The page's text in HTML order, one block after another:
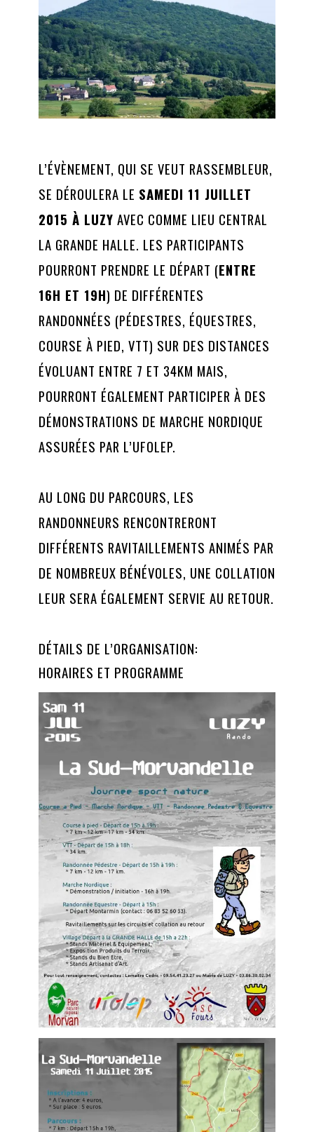
L’ÉVÈNEMENT, QUI SE VEUT RASSEMBLEUR,
SE DÉROULERA LE SAMEDI 11 JUILLET
2015 À LUZY AVEC COMME LIEU CENTRAL
LA GRANDE HALLE. LES PARTICIPANTS
POURRONT PRENDRE LE DÉPART (ENTRE
16H ET 19H) DE DIFFÉRENTES
RANDONNÉES (PÉDESTRES, ÉQUESTRES,
COURSE À PIED, VTT) SUR DES DISTANCES
ÉVOLUANT ENTRE 7 ET 34KM MAIS,
POURRONT ÉGALEMENT PARTICIPER À DES
DÉMONSTRATIONS DE MARCHE NORDIQUE
ASSURÉES PAR L’UFOLEP.
AU LONG DU PARCOURS, LES
RANDONNEURS RENCONTRERONT
DIFFÉRENTS RAVITAILLEMENTS ANIMÉS PAR
DE NOMBREUX BÉNÉVOLES, UNE COLLATION
LEUR SERA ÉGALEMENT SERVIE AU RETOUR.
DÉTAILS DE L’ORGANISATION:
HORAIRES ET PROGRAMME